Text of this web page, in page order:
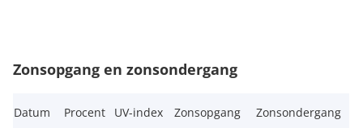
Zonsopgang en zonsondergang
Datum Procent UV-index Zonsopgang Zonsondergang